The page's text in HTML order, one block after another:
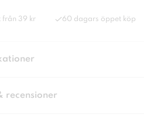
från 39 kr 60 dagars öppet köp
recensioner